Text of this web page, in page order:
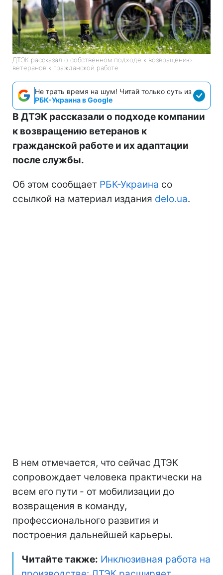
ДТЭК рассказал о собственном подходе к возвращению
ветеранов к гражданской работе
Не трать время на шум! Читай только суть из
РБК-Украина в Google
В ДТЭК рассказали о подходе компании
к возвращению ветеранов к
гражданской работе и их адаптации
после службы.
Об этом сообщает РБК-Украина со
ссылкой на материал издания delo.ua.
В нем отмечается, что сейчас ДТЭК
сопровождает человека практически на
всем его пути - от мобилизации до
возвращения в команду,
профессионального развития и
построения дальнейшей карьеры.
Читайте также: Инклюзивная работа на